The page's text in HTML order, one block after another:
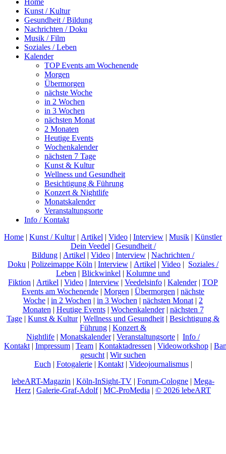
Kunst / Kultur
Gesundheit / Bildung
Nachrichten / Doku
Musik / Film
Soziales / Leben
Kalender
TOP Events am Wochenende
Morgen
Übermorgen
nächste Woche
in 2 Wochen
in 3 Wochen
nächsten Monat
2 Monaten
Heutige Events
Wochenkalender
nächsten 7 Tage
Kunst & Kultur
Wellness und Gesundheit
Besichtigung & Führung
Konzert & Nightlife
Monatskalender
Veranstaltungsorte
Info / Kontakt
Home | Kunst / Kultur| Artikel | Video | Interview | Musik | Künstler
Dein Veedel | Gesundheit /
Bildung | Artikel | Video | Interview | Nachrichten /
Doku | Polizeimappe Köln | Interview | Artikel | Video | Soziales /
Leben | Blickwinkel | Kolumne und
Fiktion | Artikel | Video | Interview | Veedelsinfo | Kalender| TOP
Events am Wochenende | Morgen | Übermorgen | nächste
Woche | in 2 Wochen | in 3 Wochen | nächsten Monat | 2
Monaten | Heutige Events| Wochenkalender| nächsten 7
Tage | Kunst & Kultur| Wellness und Gesundheit | Besichtigung &
Führung | Konzert &
Nightlife | Monatskalender| Veranstaltungsorte | Info /
Kontakt | Impressum | Team | Kontaktadressen | Videoworkshop |
gesucht | Wir suchen
Euch | Fotogalerie| Kontakt| Videojournalismus|
lebeART-Magazin | Köln-InSight-TV | Forum-Cologne | Mega-
Herz | Galerie-Graf-Adolf| MC-ProMedia | © 2026 lebeART